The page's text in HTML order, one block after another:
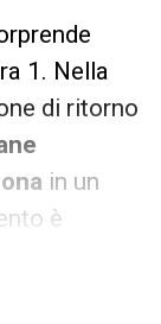
1. Nella
di ritorno
in un
è
Center